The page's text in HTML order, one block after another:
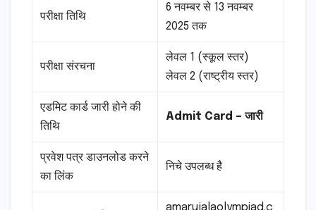
परीक्षा तिथि
6 नवम्बर से 13 नवम्बर
2025 तक
परीक्षा संरचना
लेवल 1 (स्कूल स्तर)
लेवल 2 (राष्ट्रीय स्तर)
एडमिट कार्ड जारी होने की
तिथि
Admit Card – जारी
प्रवेश पत्र डाउनलोड करने
का लिंक
निचे उपलब्ध है
amarujalaolympiad.c